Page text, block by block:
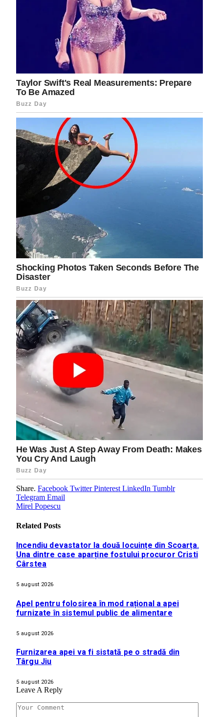
Share. Facebook Twitter Pinterest LinkedIn Tumblr
Telegram Email
Mirel Popescu
Related Posts
Incendiu devastator la două locuințe din Scoarța.
Una dintre case aparține fostului procuror Cristi
Cârstea
5 august 2026
Apel pentru folosirea în mod rațional a apei
furnizate în sistemul public de alimentare
5 august 2026
Furnizarea apei va fi sistată pe o stradă din
Târgu Jiu
5 august 2026
Leave A Reply